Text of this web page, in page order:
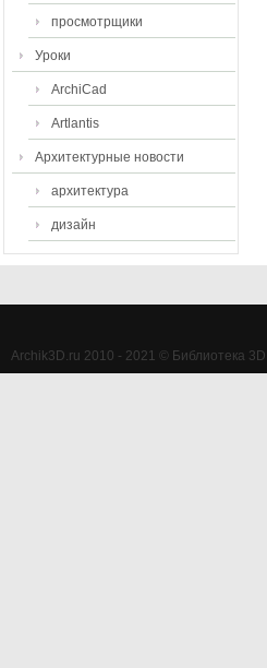
просмотрщики
Уроки
ArchiCad
Artlantis
Архитектурные новости
архитектура
дизайн
Archik3D.ru 2010 - 2021 © Библиотека